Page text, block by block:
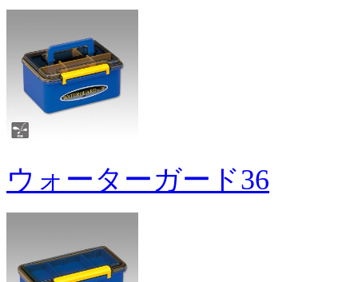
ウォーターガード36